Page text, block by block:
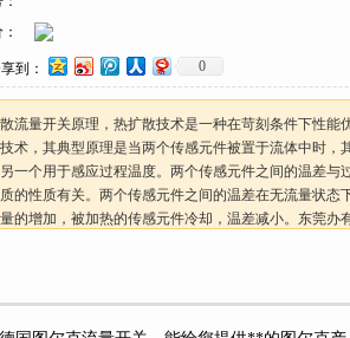
到： 0
流量开关原理，热扩散技术是一种在苛刻条件下性能
术，其典型原理是当两个传感元件被置于流体中时，
一个用于感应过程温度。两个传感元件之间的温差与
的性质有关。两个传感元件之间的温差在无流量状态
的增加，被加热的传感元件冷却，温差减小。东莞办